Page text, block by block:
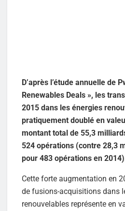
D’après l’étude annuelle de
Renewables Deals », les
2015 dans les énergies
pratiquement doublé en
montant total de 55,3
524 opérations (contre 28,3
pour 483 opérations en
Cette forte augmentation en
de fusions-acquisitions dans
renouvelables représente en